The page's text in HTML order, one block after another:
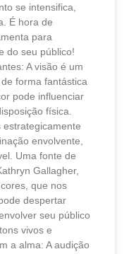
se intensifica,
É hora de
para
do seu público!
A visão é um
forma fantástica
pode influenciar
física.
estrategicamente
envolvente,
Uma fonte de
Gallagher,
que nos
despertar
seu público
vivos e
a alma: A audição